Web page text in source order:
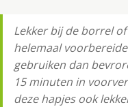
Lekker bij de borrel
helemaal
gebruiken dan
15 minuten in
deze hapjes ook